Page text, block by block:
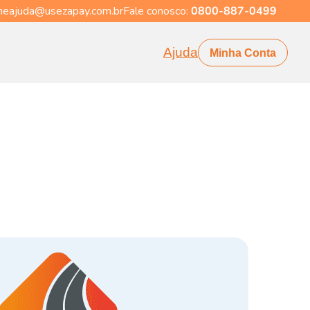
Fale conosco: 0800-887-0499
Ajuda Minha Conta